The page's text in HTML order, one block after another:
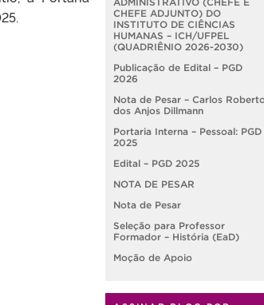
CHEFE ADJUNTO) DO
INSTITUTO DE CIÊNCIAS
HUMANAS – ICH/UFPEL
(QUADRIÊNIO 2026-2030)
Publicação de Edital – PGD
2026
Nota de Pesar – Carlos
dos Anjos Dillmann
Portaria Interna – Pessoal: PGD
2025
Edital – PGD 2025
NOTA DE PESAR
Nota de Pesar
Seleção para Professor
Formador – História (EaD)
Moção de Apoio